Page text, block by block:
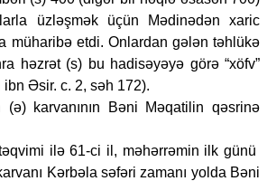
üzləşmək üçün Mədinədən xaric
müharibə etdi. Onlardan gələn təhlükə
həzrət (s) bu hadisəyəyə görə “xöfv”
ibn Əsir. c. 2, səh 172).
karvanının Bəni Məqatilin qəsrinə
ilə 61-ci il, məhərrəmin ilk günü
Kərbəla səfəri zamanı yolda Bəni